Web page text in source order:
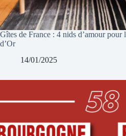
Gîtes de France : 4 nids d’amour
d’Or
14/01/2025